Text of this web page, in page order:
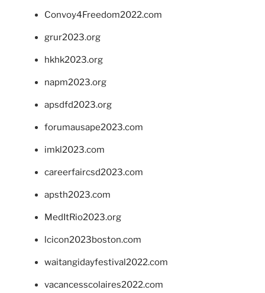
Convoy4Freedom2022.com
grur2023.org
hkhk2023.org
napm2023.org
apsdfd2023.org
forumausape2023.com
imkl2023.com
careerfaircsd2023.com
apsth2023.com
MedItRio2023.org
lcicon2023boston.com
waitangidayfestival2022.com
vacancesscolaires2022.com